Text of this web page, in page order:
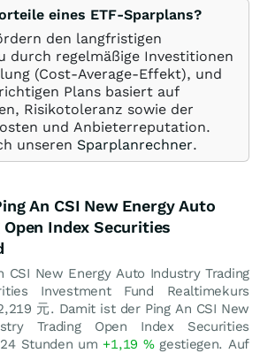
eines ETF-Sparplans?
den langfristigen
durch regelmäßige Investitionen
(Cost-Average-Effekt), und
Plans basiert auf
Risikotoleranz sowie der
und Anbieterreputation.
unseren Sparplanrechner.
An CSI New Energy Auto
Index Securities
CSI New Energy Auto Industry Trading
Investment Fund Realtimekurs
元. Damit ist der Ping An CSI New
Trading Open Index Securities
Stunden um +1,19 %gestiegen. Auf